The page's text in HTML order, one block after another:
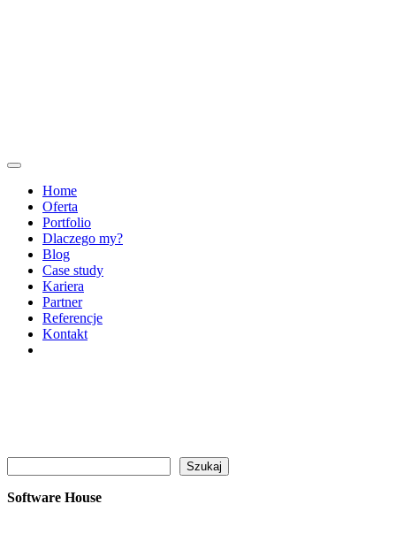
Home
Oferta
Portfolio
Dlaczego my?
Blog
Case study
Kariera
Partner
Referencje
Kontakt
Szukaj
Software House